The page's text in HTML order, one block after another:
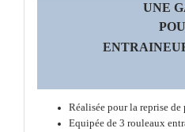
UNE
Réalisée pour la reprise de
Equipée de 3 rouleaux